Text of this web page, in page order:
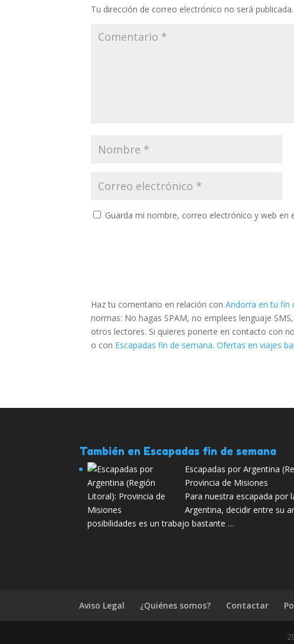
Tu dirección de correo electrónico no será publicada.
Guarda mi nombre, correo electrónico y web
Haz tu comentario en relación conAndorra en tu fin
normas: No hagas SPAM, no emplees lenguaje
otros lectores. Si quieres ponerte en contacto con
o con Escapadas fin de semana. Ofertas en viajes
También en Escapadas fin de semana
Escapadas por Argentina
Provincia de Misiones
Para nuestra escapada por
Argentina, decidir entre su
posibilidades es un trabajo bastante …
Aviso Legal ¿Quiénes somos? Contactar